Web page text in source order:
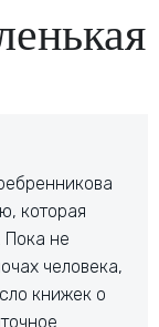
которая
Пока не
человека,
книжек о